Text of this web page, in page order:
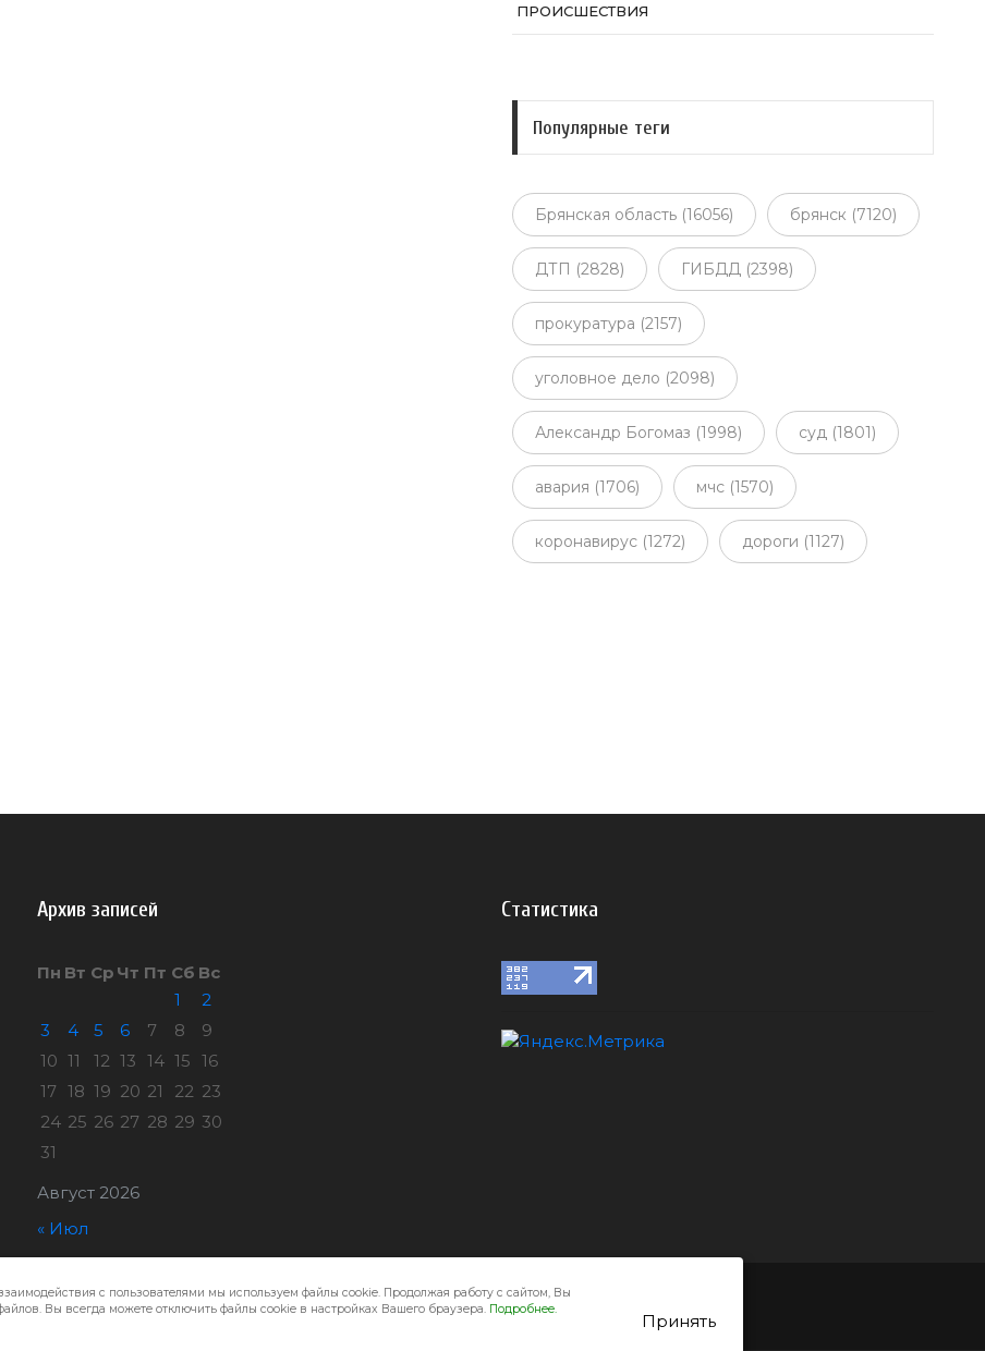
ПРОИСШЕСТВИЯ
Популярные теги
Брянская область (16056) брянск (7120)
ДТП (2828) ГИБДД (2398)
прокуратура (2157)
уголовное дело (2098)
Александр Богомаз (1998) суд (1801)
авария (1706) мчс (1570)
коронавирус (1272) дороги (1127)
Архив записей
Август 2026
Пн Вт Ср Чт Пт Сб Вс
1
2
3
4 5 6 7 8
9
10 11 12 13 14 15 16
17 18 19 20 21 22 23
24 25 26 27 28 29 30
31
« Июл
Статистика
Город32 © 2026
с пользователями мы используем файлы cookie. Продолжая работу с сайтом, Вы
Вы всегда можете отключить файлы cookie в настройках Вашего браузера. Подробнее.
Принять